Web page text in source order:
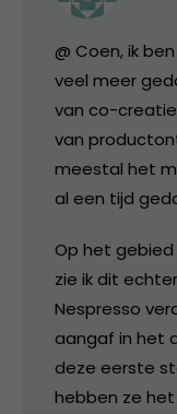
@ Coen, ik
veel meer
van co-
van
meestal het
al een tijd
Op het
zie ik dit
Nespresso
aangaf in het
deze eerste
hebben ze